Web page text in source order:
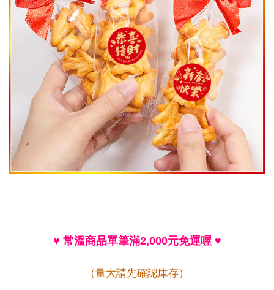
♥ 常溫商品單筆滿2,000元免運喔♥
（量大請先確認庫存）